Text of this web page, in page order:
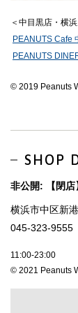
＜中目黒店・横
PEANUTS Cafe
PEANUTS
© 2019 Peanuts
SHOP
非公開: 【閉店
横浜市中区新
045-323-9555
11:00-23:00
© 2021 Peanuts